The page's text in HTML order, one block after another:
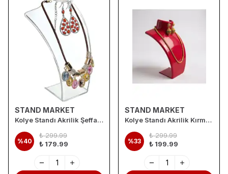
STAND MARKET
Kolye Standı Akrilik Şeffaf 14X21 cm
%40
₺ 299.99
₺ 179.99
STAND MARKET
Kolye Standı Akrilik Kırmızı 14x21 cm
%33
₺ 299.99
₺ 199.99